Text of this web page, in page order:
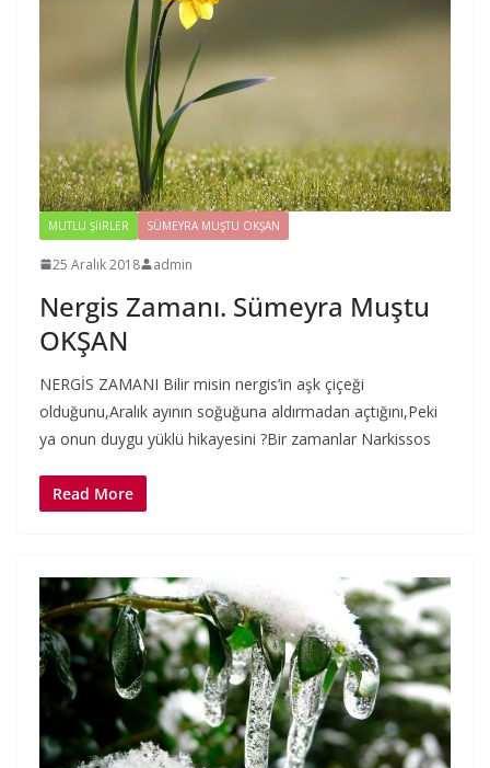
MUTLU ŞIIRLER SÜMEYRA MUŞTU OKŞAN
25 Aralık 2018 admin
Nergis Zamanı. Sümeyra Muştu
OKŞAN
NERGİS ZAMANI Bilir misin nergis’in aşk çiçeği
olduğunu,Aralık ayının soğuğuna aldırmadan açtığını,Peki
ya onun duygu yüklü hikayesini ?Bir zamanlar Narkissos
Read More